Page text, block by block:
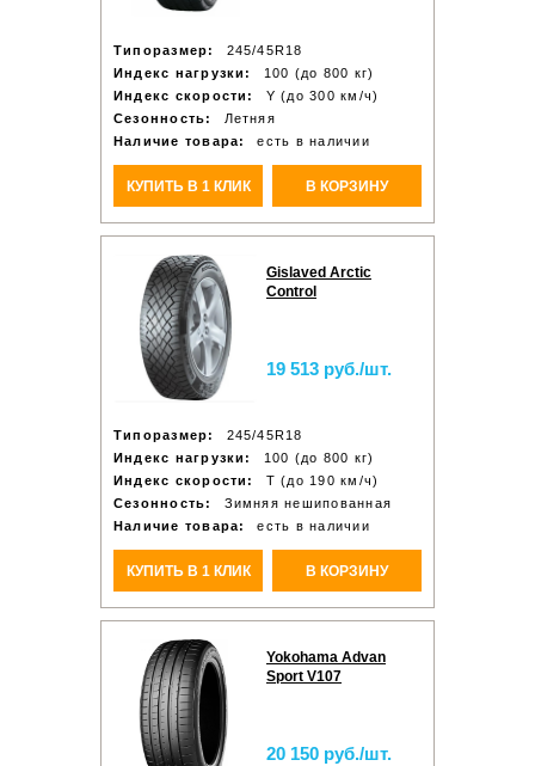
Типоразмер:
245/45R18
Индекс нагрузки:
100 (до 800 кг)
Индекс скорости:
Y (до 300 км/ч)
Сезонность:
Летняя
Наличие товара:
есть в наличии
КУПИТЬ В 1 КЛИК В КОРЗИНУ
Gislaved Arctic
Control
19 513 руб./шт.
Типоразмер:
245/45R18
Индекс нагрузки:
100 (до 800 кг)
Индекс скорости:
T (до 190 км/ч)
Сезонность:
Зимняя нешипованная
Наличие товара:
есть в наличии
КУПИТЬ В 1 КЛИК В КОРЗИНУ
Yokohama Advan
Sport V107
20 150 руб./шт.